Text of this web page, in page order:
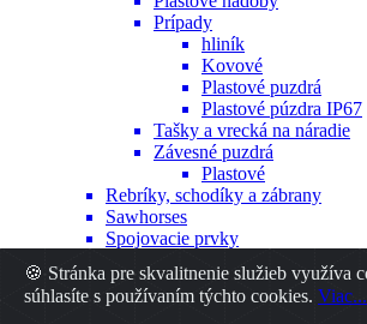
🍪 Stránka pre skvalitnenie služieb využíva
súhlasíte s používaním týchto cookies. Viac...
Prípady
hliník
Kovové
Plastové puzdrá
Plastové púzdra IP67
Tašky a vrecká na náradie
Závesné puzdrá
Plastové
Rebríky, schodíky a zábrany
Sawhorses
Spojovacie prvky
Iné
Nity